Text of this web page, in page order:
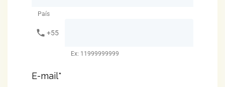
País
phone +55
Ex: 11999999999
E-mail*